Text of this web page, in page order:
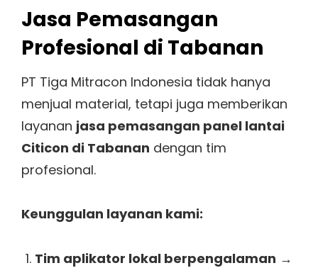
Jasa Pemasangan
Profesional di Tabanan
PT Tiga Mitracon Indonesia tidak hanya
menjual material, tetapi juga memberikan
layanan jasa pemasangan panel lantai
Citicon di Tabanan dengan tim
profesional.
Keunggulan layanan kami:
Tim aplikator lokal berpengalaman →